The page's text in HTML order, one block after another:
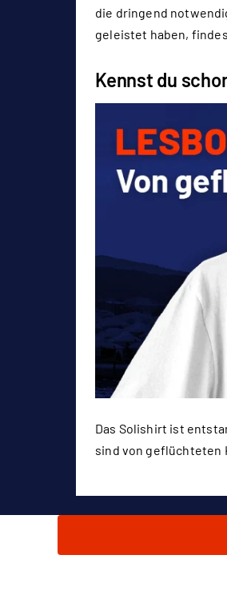
die dringend
geleistet haben,
Kennst du
Das Solishirt ist
sind von geflüchteten